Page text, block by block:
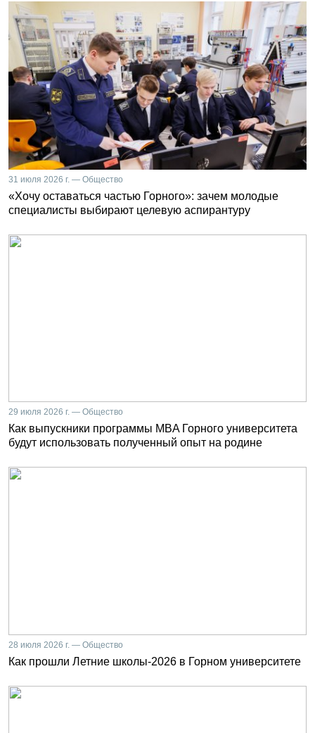
31 июля 2026 г. — Общество
«Хочу оставаться частью Горного»: зачем молодые
специалисты выбирают целевую аспирантуру
29 июля 2026 г. — Общество
Как выпускники программы MBA Горного университета
будут использовать полученный опыт на родине
28 июля 2026 г. — Общество
Как прошли Летние школы-2026 в Горном университете